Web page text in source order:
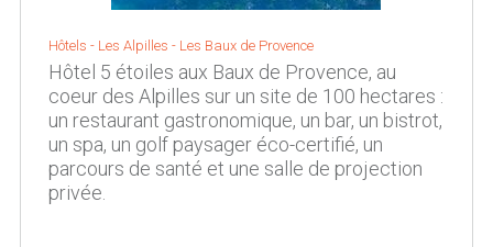
Hôtels - Les Alpilles - Les Baux de Provence
Hôtel 5 étoiles aux Baux de Provence, au
coeur des Alpilles sur un site de 100 hectares :
un restaurant gastronomique, un bar, un bistrot,
un spa, un golf paysager éco-certifié, un
parcours de santé et une salle de projection
privée.